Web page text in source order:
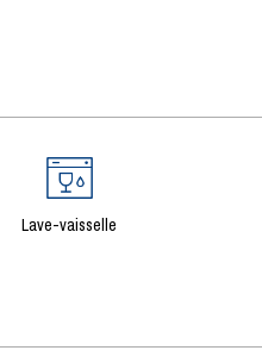
Lave-vaisselle